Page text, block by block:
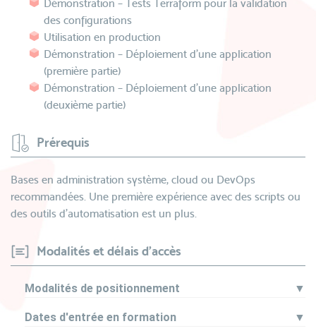
Démonstration – Tests Terraform pour la validation
des configurations
Utilisation en production
Démonstration – Déploiement d’une application
(première partie)
Démonstration – Déploiement d’une application
(deuxième partie)
Prérequis
Bases en administration système, cloud ou DevOps
recommandées. Une première expérience avec des scripts ou
des outils d’automatisation est un plus.
Modalités et délais d'accès
Modalités de positionnement ▼
Dates d'entrée en formation ▼